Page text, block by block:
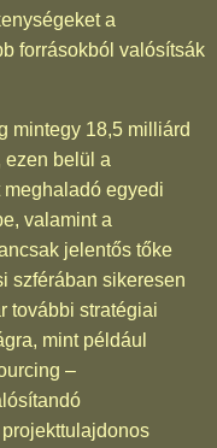
a
forrásokból valósítsák
mintegy 18,5 milliárd
ezen belül a
egyedi
valamint a
jelentős tőke
szférában sikeresen
további stratégiai
mint például
–